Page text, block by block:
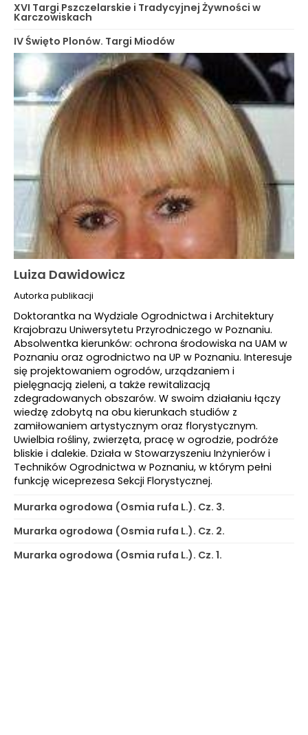
XVI Targi Pszczelarskie i Tradycyjnej Żywności w
Karczowiskach
IV Święto Plonów. Targi Miodów
Luiza Dawidowicz
Autorka publikacji
Doktorantka na Wydziale Ogrodnictwa i Architektury
Krajobrazu Uniwersytetu Przyrodniczego w Poznaniu.
Absolwentka kierunków: ochrona środowiska na UAM w
Poznaniu oraz ogrodnictwo na UP w Poznaniu. Interesuje
się projektowaniem ogrodów, urządzaniem i
pielęgnacją zieleni, a także rewitalizacją
zdegradowanych obszarów. W swoim działaniu łączy
wiedzę zdobytą na obu kierunkach studiów z
zamiłowaniem artystycznym oraz florystycznym.
Uwielbia rośliny, zwierzęta, pracę w ogrodzie, podróże
bliskie i dalekie. Działa w Stowarzyszeniu Inżynierów i
Techników Ogrodnictwa w Poznaniu, w którym pełni
funkcję wiceprezesa Sekcji Florystycznej.
Murarka ogrodowa (Osmia rufa L.). Cz. 3.
Murarka ogrodowa (Osmia rufa L.). Cz. 2.
Murarka ogrodowa (Osmia rufa L.). Cz. 1.